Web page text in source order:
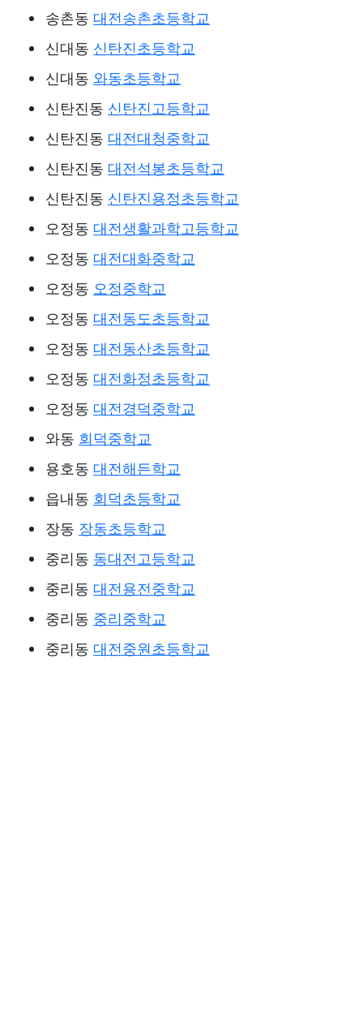
송촌동 대전송촌초등학교
신대동 신탄진초등학교
신대동 와동초등학교
신탄진동 신탄진고등학교
신탄진동 대전대청중학교
신탄진동 대전석봉초등학교
신탄진동 신탄진용정초등학교
오정동 대전생활과학고등학교
오정동 대전대화중학교
오정동 오정중학교
오정동 대전동도초등학교
오정동 대전동산초등학교
오정동 대전화정초등학교
오정동 대전경덕중학교
와동 회덕중학교
용호동 대전해든학교
읍내동 회덕초등학교
장동 장동초등학교
중리동 동대전고등학교
중리동 대전용전중학교
중리동 중리중학교
중리동 대전중원초등학교